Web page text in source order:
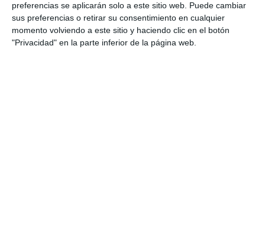
preferencias se aplicarán solo a este sitio web. Puede cambiar
sus preferencias o retirar su consentimiento en cualquier
momento volviendo a este sitio y haciendo clic en el botón
"Privacidad" en la parte inferior de la página web.
El Torreón de la Cala será
testigo el sábado del Festival
Flamenco que lleva su nombre